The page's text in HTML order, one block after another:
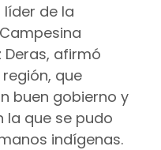
líder de la
Deras, afirmó
que
buen gobierno y
la que se pudo
indígenas.